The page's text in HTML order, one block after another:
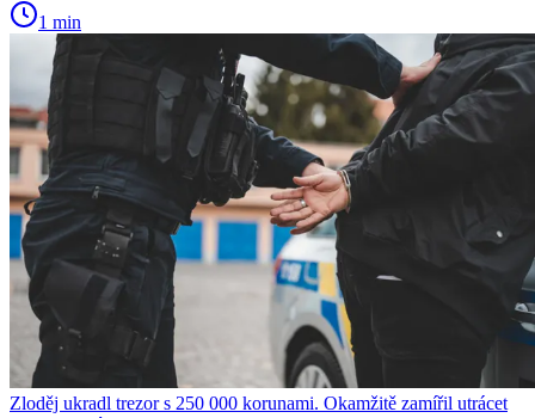
1 min
Zloděj ukradl trezor s 250 000 korunami. Okamžitě zamířil utrácet